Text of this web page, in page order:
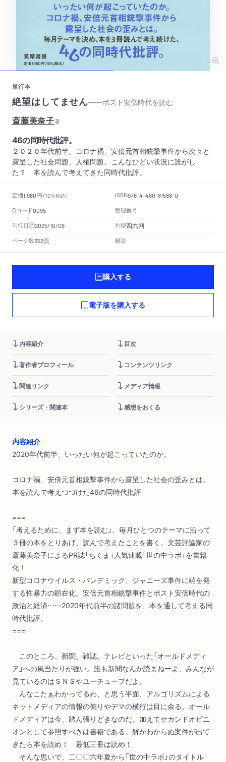
単行本
絶望はしてません——ポスト安倍時代を読む
斎藤美奈子著
46の同時代批評。
２０２０年代前半、コロナ禍、安倍元首相銃撃事件から次々と
露呈した社会問題、人権問題。こんなひどい状況に誰がし
た？ 本を読んで考えてきた同時代批評。
定価1,980円 （10％税込） ISBN978-4-480-81588-0
Cコード0095
整理番号
刊行日
2025/10/06 判型四六判
ページ数352頁 解説
購入する
電子版を購入する
内容紹介 目次
著作者プロフィール コンテンツリンク
関連リンク メディア情報
シリーズ・関連本 感想をおくる
内容紹介
2020年代前半、いったい何が起こっていたのか。
コロナ禍、安倍元首相銃撃事件から露呈した社会の歪みとは。
本を読んで考えつづけた46の同時代批評
===
「考えるために、まず本を読む」。毎月ひとつのテーマに沿って
３冊の本をとりあげ、読んで考えたことを書く。文芸評論家の
斎藤美奈子によるPR誌「ちくま」人気連載「世の中ラボ」を書籍
化！
新型コロナウイルス・パンデミック、ジャニーズ事件に端を発
する性暴力の顕在化、安倍元首相銃撃事件とポスト安倍時代の
政治と経済……2020年代前半の諸問題を、本を通して考える同
時代批評。
===
このところ、新聞、雑誌、テレビといった「オールドメディ
ア」への風当たりが強い。誰も新聞なんか読まねーよ、みんなが
見ているのはＳＮＳやユーチューブだよ。
んなこたぁわかってるわ、と思う半面、アルゴリズムによる
ネットメディアの情報の偏りやデマの横行は目に余る。オール
ドメディアは今、踏ん張りどきなのだ。加えてセカンドオピニ
オンとして参照すべきは書籍である。解がわからぬ案件が出て
きたら本を読め！ 最低三冊は読め！
そんな思いで、二〇〇六年夏から「世の中ラボ」のタイトル